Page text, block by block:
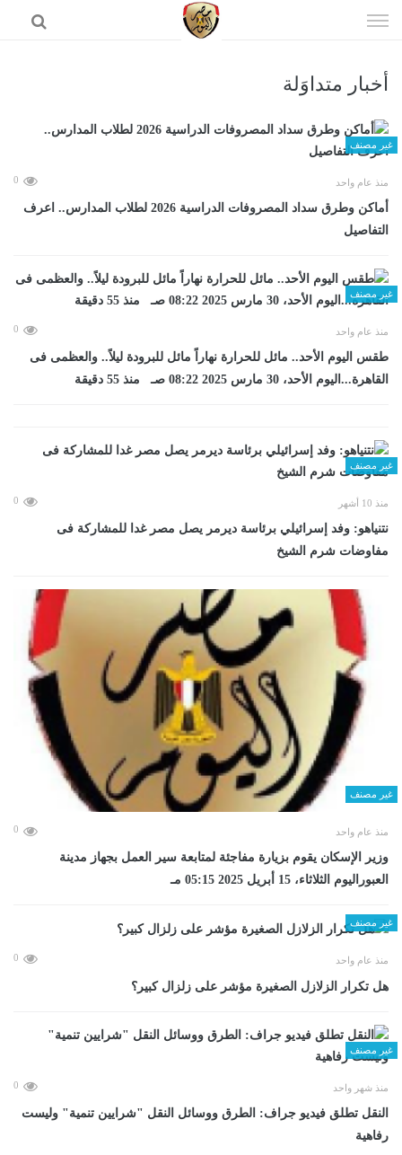
الى
أخبار متداوَلة
غير مصنف
منذ عام واحد 0
أماكن وطرق سداد المصروفات الدراسية 2026 لطلاب المدارس.. اعرف
التفاصيل
غير مصنف
منذ عام واحد 0
طقس اليوم الأحد.. مائل للحرارة نهاراً مائل للبرودة ليلاً.. والعظمى فى
القاهرة...اليوم الأحد، 30 مارس 2025 08:22 صـ منذ 55 دقيقة
غير مصنف
منذ 10 أشهر 0
نتنياهو: وفد إسرائيلي برئاسة ديرمر يصل مصر غدا للمشاركة فى
مفاوضات شرم الشيخ
غير مصنف
منذ عام واحد 0
وزير الإسكان يقوم بزيارة مفاجئة لمتابعة سير العمل بجهاز مدينة
العبوراليوم الثلاثاء، 15 أبريل 2025 05:15 مـ
غير مصنف
منذ عام واحد 0
هل تكرار الزلازل الصغيرة مؤشر على زلزال كبير؟
غير مصنف
منذ شهر واحد 0
​النقل تطلق فيديو جراف: الطرق ووسائل النقل "شرايين تنمية" وليست
رفاهية